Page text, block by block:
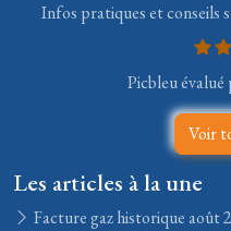
Infos pratiques et conseils
Picbleu
Voir
Les articles à la une
Facture gaz historique août